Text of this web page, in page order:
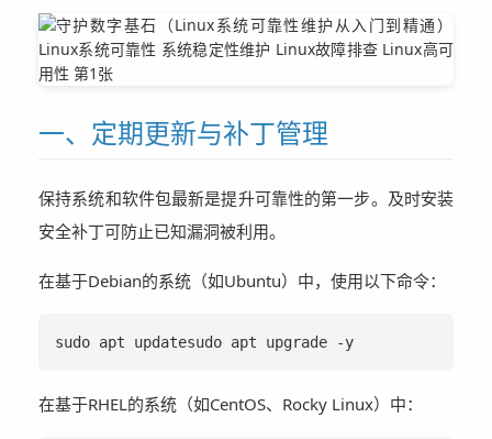
一、定期更新与补丁管理
保持系统和软件包最新是提升可靠性的第一步。及时安装
安全补丁可防止已知漏洞被利用。
在基于Debian的系统（如Ubuntu）中，使用以下命令：
sudo apt updatesudo apt upgrade -y
在基于RHEL的系统（如CentOS、Rocky Linux）中：